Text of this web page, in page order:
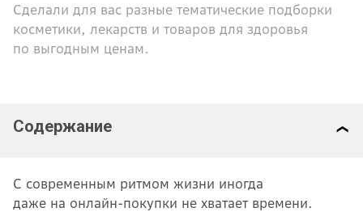
Сделали для вас разные тематические подборки
косметики, лекарств и товаров для здоровья
по выгодным ценам.
Содержание
С современным ритмом жизни иногда
даже на онлайн-покупки не хватает времени.